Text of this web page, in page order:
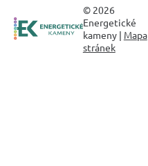
© 2026
Energetické
kameny | Mapa
stránek